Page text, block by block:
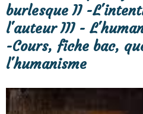
linéaire du
Gargantua
savoir" Bac